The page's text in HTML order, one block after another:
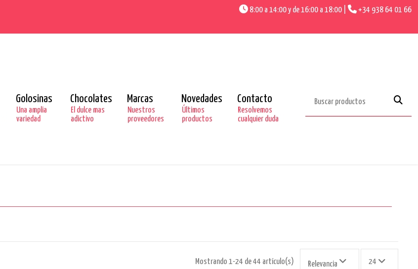
8:00 a 14:00 y de 16:00 a 18:00 | +34 938 64 01 66
Golosinas
Una amplia
variedad
Chocolates
El dulce mas
adictivo
Marcas
Nuestros
proveedores
Novedades
Últimos
productos
Contacto
Resolvemos
cualquier duda
Mostrando 1-24 de 44 artículo(s) Relevancia 24